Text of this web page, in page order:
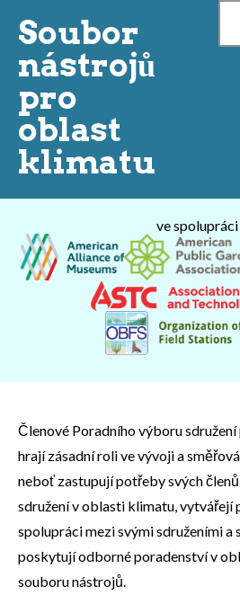
Soubor
nástrojů
pro
oblast
klimatu
ve spolupráci
Členové Poradního výboru
hrají zásadní roli ve vývoji a
neboť zastupují potřeby svých
sdružení v oblasti klimatu, vytvářejí
spolupráci mezi svými sdruženími a
poskytují odborné poradenství v
souboru nástrojů.